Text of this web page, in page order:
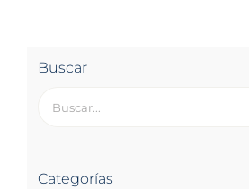
Buscar
Buscar:
Categorías